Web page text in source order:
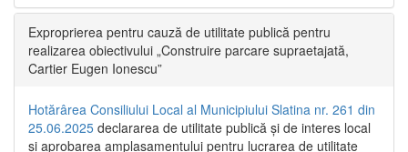
Exproprierea pentru cauză de utilitate publică pentru
realizarea obiectivului „Construire parcare supraetajată,
Cartier Eugen Ionescu”
Hotărârea Consiliului Local al Municipiului Slatina nr. 261 din
25.06.2025 declararea de utilitate publică și de interes local
și aprobarea amplasamentului pentru lucrarea de utilitate